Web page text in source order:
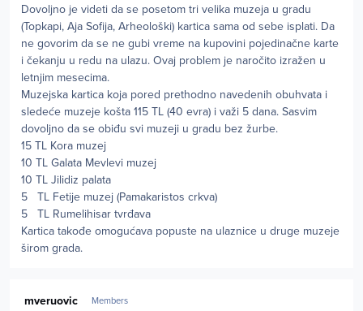
Dovoljno je videti da se posetom tri velika muzeja u gradu
(Topkapi, Aja Sofija, Arheološki) kartica sama od sebe isplati. Da
ne govorim da se ne gubi vreme na kupovini pojedinačne karte
i čekanju u redu na ulazu. Ovaj problem je naročito izražen u
letnjim mesecima.
Muzejska kartica koja pored prethodno navedenih obuhvata i
sledeće muzeje košta 115 TL (40 evra) i važi 5 dana. Sasvim
dovoljno da se obiđu svi muzeji u gradu bez žurbe.
15 TL Kora muzej
10 TL Galata Mevlevi muzej
10 TL Jilidiz palata
5 TL Fetije muzej (Pamakaristos crkva)
5 TL Rumelihisar tvrđava
Kartica takođe omogućava popuste na ulaznice u druge muzeje
širom grada.
mveruovic Members